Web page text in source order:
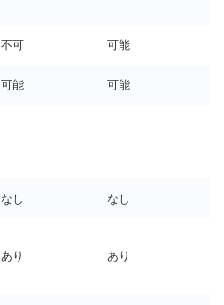
不可 可能
可能 可能
なし なし
あり あり